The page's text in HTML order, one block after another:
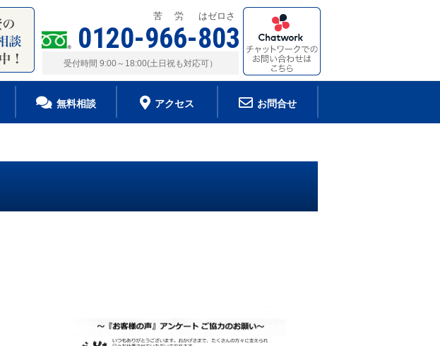
苦 労 はゼロさ
0120-966-803
受付時間 9:00～18:00(土日祝も対応可）
無料相談 アクセス お問合せ